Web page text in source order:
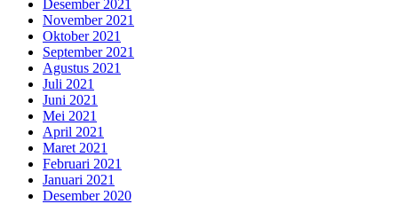
Desember 2021
November 2021
Oktober 2021
September 2021
Agustus 2021
Juli 2021
Juni 2021
Mei 2021
April 2021
Maret 2021
Februari 2021
Januari 2021
Desember 2020